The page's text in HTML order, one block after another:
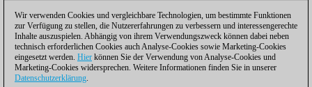
Wir verwenden Cookies und vergleichbare Technologien, um bestimmte Funktionen
zur Verfügung zu stellen, die Nutzererfahrungen zu verbessern und interessengerechte
Inhalte auszuspielen. Abhängig von ihrem Verwendungszweck können dabei neben
technisch erforderlichen Cookies auch Analyse-Cookies sowie Marketing-Cookies
eingesetzt werden. Hier können Sie der Verwendung von Analyse-Cookies und
Marketing-Cookies widersprechen. Weitere Informationen finden Sie in unserer
Datenschutzerklärung.